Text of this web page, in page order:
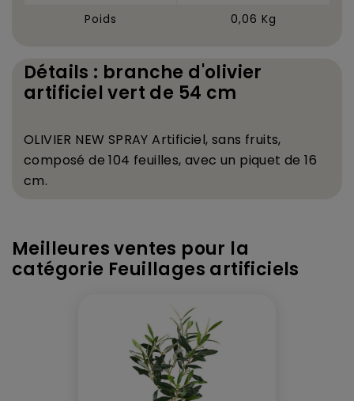
Poids
0,06 Kg
Détails : branche d'olivier
artificiel vert de 54 cm
OLIVIER NEW SPRAY Artificiel, sans fruits,
composé de 104 feuilles, avec un piquet de 16
cm.
Meilleures ventes pour la
catégorie Feuillages artificiels